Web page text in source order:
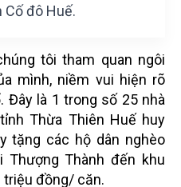
đô Huế.
tôi tham quan ngôi
mình, niềm vui hiện rõ
Đây là 1 trong số 25 nhà
Thừa Thiên Huế huy
tặng các hộ dân nghèo
Thành đến khu
triệu đồng/ căn.